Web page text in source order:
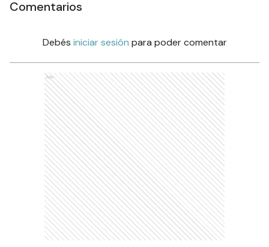
Comentarios
Debés iniciar sesión para poder comentar
Ads